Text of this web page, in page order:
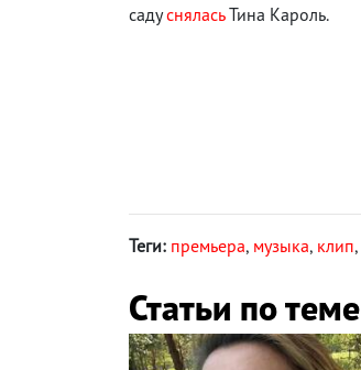
садусняласьТина Кароль.
Теги: премьера, музыка, клип,
Статьи по теме